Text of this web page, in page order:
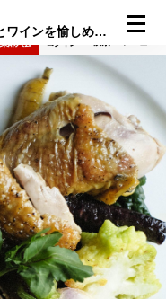
「オステリア ジョイア」では畑の野菜とワインを愉しめる。